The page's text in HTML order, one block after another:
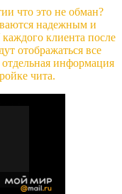
что это не обман?
надежным и
клиента после
отображаться все
информация
чита.